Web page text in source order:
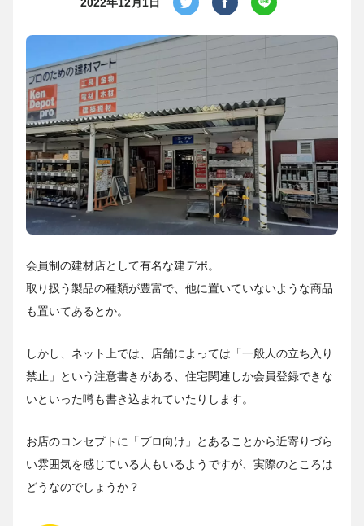
会員制の建材店として有名な建デポ。
取り扱う製品の種類が豊富で、他に置いていないような商品
も置いてあるとか。
しかし、ネット上では、店舗によっては「一般人の立ち入り
禁止」という注意書きがある、住宅関連しか会員登録できな
いといった噂も書き込まれていたりします。
お店のコンセプトに「プロ向け」とあることから近寄りづら
い雰囲気を感じている人もいるようですが、実際のところは
どうなのでしょうか？